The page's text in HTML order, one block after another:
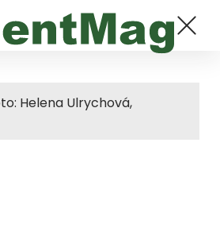
Helena Ulrychová,